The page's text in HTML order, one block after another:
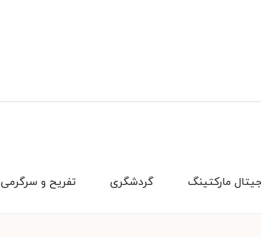
تفریح و سرگرمی گردشگری مارکتینگ